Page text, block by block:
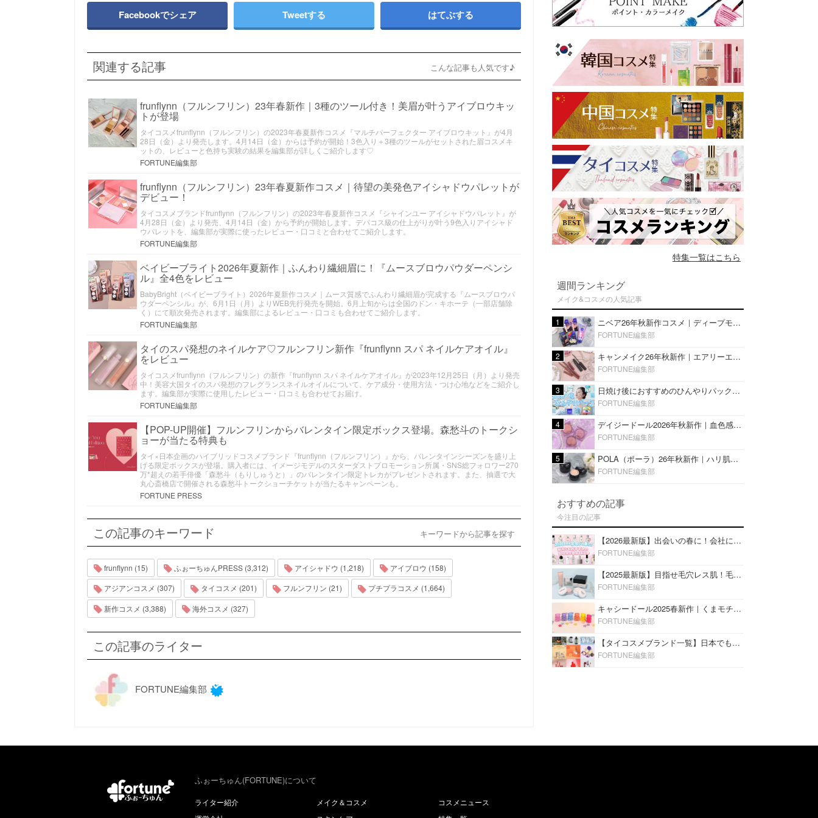
Facebookでシェア Tweetする はてぶする
関連する記事 こんな記事も人気です♪
frunflynn（フルンフリン）23年春新作｜3種のツール付き！美眉が叶うアイブロウキッ
トが登場
タイコスメfrunflynn（フルンフリン）の2023年春夏新作コスメ『マルチパーフェクター アイブロウキット』が4月
28日（金）より発売します。4月14日（金）からは予約が開始！3色入り＋3種のツールがセットされた眉コスメキ
ットの、レビューと色持ち実験の結果を編集部が詳しくご紹介します♡
FORTUNE編集部
frunflynn（フルンフリン）23年春夏新作コスメ｜待望の美発色アイシャドウパレットが
デビュー！
タイコスメブランドfrunflynn（フルンフリン）の2023年春夏新作コスメ『シャインユー アイシャドウパレット』が
4月28日（金）より発売、4月14日（金）から予約が開始します。デパコス級の仕上がりが叶う9色入りアイシャド
ウパレットを、編集部が実際に使ったレビュー・口コミと合わせてご紹介します。
FORTUNE編集部
ベイビーブライト2026年夏新作｜ふんわり繊細眉に！『ムースブロウパウダーペンシ
ル』全4色をレビュー
BabyBright（ベイビーブライト）2026年夏新作コスメ｜ムース質感でふんわり繊細眉が完成する『ムースブロウパ
ウダーペンシル』が、6月1日（月）よりWEB先⾏発売を開始。6月上旬からは全国のドン・キホーテ（一部店舗除
く）にて順次発売されます。編集部によるレビュー・口コミも合わせてご紹介します。
FORTUNE編集部
タイのスパ発想のネイルケア♡フルンフリン新作『frunflynn スパ ネイルケアオイル』
をレビュー
タイコスメfrunflynn（フルンフリン）の新作『frunflynn スパ ネイルケアオイル』が2023年12月25日（月）より発売
中！美容大国タイのスパ発想のフレグランスネイルオイルについて、ケア成分・使用方法・つけ心地などをご紹介し
ます。編集部が実際に使用したレビュー・口コミも合わせてお届け。
FORTUNE編集部
【POP-UP開催】フルンフリンからバレンタイン限定ボックス登場。森愁斗のトークシ
ョーが当たる特典も
タイ×日本企画のハイブリッドコスメブランド『frunflynn（フルンフリン）』から、バレンタインシーズンを盛り上
げる限定ボックスが登場。購入者には、イメージモデルのスターダストプロモーション所属・SNS総フォロワー270
万*超えの若手俳優「森愁斗（もりしゅうと）」のバレンタイン限定トレカがプレゼントされます。また、抽選で大
丸心斎橋店で開催される森愁斗トークショーチケットが当たるキャンペーンも。
FORTUNE PRESS
この記事のキーワード キーワードから記事を探す
frunflynn (15) ふぉーちゅんPRESS (3,312) アイシャドウ (1,218)
アイブロウ (158)
アジアンコスメ (307)
タイコスメ (201) フルンフリン (21)
プチプラコスメ (1,664)
新作コスメ (3,388)
海外コスメ (327)
この記事のライター
FORTUNE編集部
特集一覧はこちら
週間ランキング
メイク&コスメの人気記事
1 ニベア26年秋新作コスメ｜ディープモイスチャーリップの美容液タイプや2in1ボディクリームスクラブも
FORTUNE編集部
2 キャンメイク26年秋新作｜エアリーエクステンションライナー＆カールスナイパーマスカラ新色をレビュー
FORTUNE編集部
3 日焼け後におすすめのひんやりパック14選｜暑い夏にぴったりな冷凍／鎮静／うるおいチャージマスクを紹介
FORTUNE編集部
4 デイジードール2026年秋新作｜血色感が可愛い♡『パウダー ブラッシュ ブルーム』新3色をレビュー
FORTUNE編集部
5 POLA（ポーラ）26年秋新作｜ハリ肌を叶える『B.A デイ プランプ ファンデーション』を口コミ
FORTUNE編集部
おすすめの記事
今注目の記事
【2026最新版】出会いの春に！会社にもおすすめの好印象な香水14選♡ビジネスの場での香水マナーも
FORTUNE編集部
【2025最新版】目指せ毛穴レス肌！毛穴を埋めて隠す「おすすめ部分用下地＆プライマー」ランキング♡
FORTUNE編集部
キャシードール2025春新作｜くまモチーフのミニリップ「シャイニーベア リップモイスト」をレビュー♡
FORTUNE編集部
【タイコスメブランド一覧】日本でも人気沸騰中の“タイコスメ”ブランド20選！
FORTUNE編集部
ふぉーちゅん(FORTUNE)について
ライター紹介
メイク＆コスメ
コスメニュース